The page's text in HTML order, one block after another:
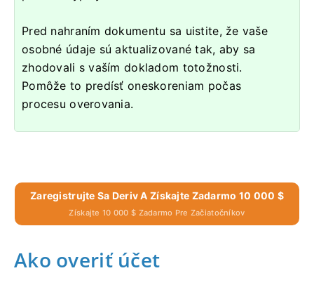
Pred nahraním dokumentu sa uistite, že vaše
osobné údaje sú aktualizované tak, aby sa
zhodovali s vaším dokladom totožnosti.
Pomôže to predísť oneskoreniam počas
procesu overovania.
Zaregistrujte Sa Deriv A Získajte Zadarmo 10 000 $
Získajte 10 000 $ Zadarmo Pre Začiatočníkov
Ako overiť účet